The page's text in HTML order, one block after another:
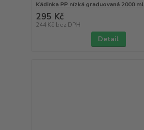
Kádinka PP nízká graduovaná 2000 ml
295 Kč
244 Kč bez DPH
Detail